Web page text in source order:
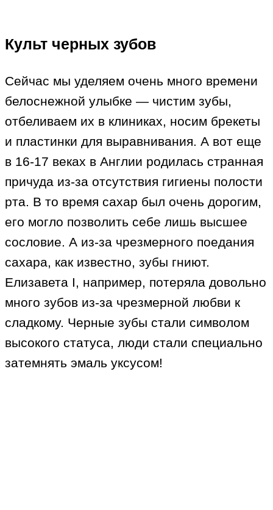
Культ черных зубов
Сейчас мы уделяем очень много времени
белоснежной улыбке — чистим зубы,
отбеливаем их в клиниках, носим брекеты
и пластинки для выравнивания. А вот еще
в 16-17 веках в Англии родилась странная
причуда из-за отсутствия гигиены полости
рта. В то время сахар был очень дорогим,
его могло позволить себе лишь высшее
сословие. А из-за чрезмерного поедания
сахара, как известно, зубы гниют.
Елизавета I, например, потеряла довольно
много зубов из-за чрезмерной любви к
сладкому. Черные зубы стали символом
высокого статуса, люди стали специально
затемнять эмаль уксусом!